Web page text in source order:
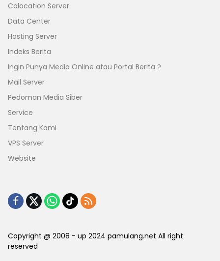
Colocation Server
Data Center
Hosting Server
Indeks Berita
Ingin Punya Media Online atau Portal Berita ?
Mail Server
Pedoman Media Siber
Service
Tentang Kami
VPS Server
Website
Copyright @ 2008 - up 2024 pamulang.net All right
reserved